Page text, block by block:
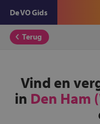
De VO Gids
Terug
Vind en
in Den Ham